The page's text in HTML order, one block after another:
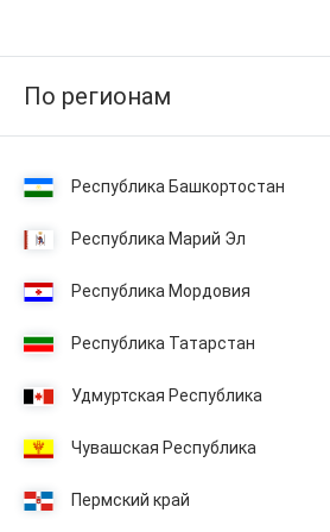
По регионам
Республика Башкортостан
Республика Марий Эл
Республика Мордовия
Республика Татарстан
Удмуртская Республика
Чувашская Республика
Пермский край